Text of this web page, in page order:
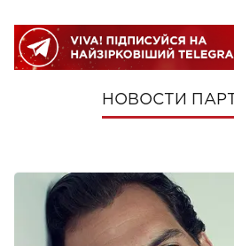
НОВОСТИ